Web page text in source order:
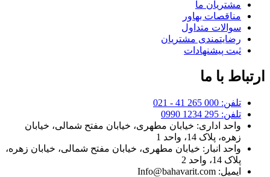
مشتریان ما
مناقصات بهاور
سوالات متداول
رضایتمندی مشتریان
ثبت پیشنهادات
ارتباط با ما
تلفن: 000 265 41 - 021
تلفن: 295 1234 0990
واحد اداری: خیابان مطهری، خیابان مفتح شمالی، خیابان
زهره، پلاک 14، واحد 1
واحد انبار: خیابان مطهری، خیابان مفتح شمالی، خیابان زهره،
پلاک 14، واحد 2
ایمیل: Info@bahavarit.com